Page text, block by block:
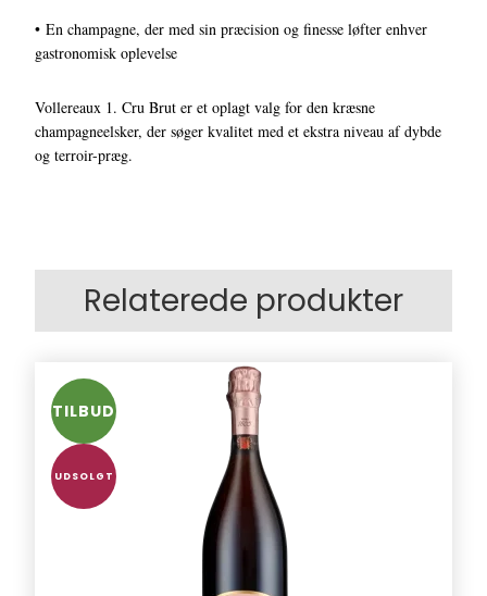
• En champagne, der med sin præcision og finesse løfter enhver
gastronomisk oplevelse
Vollereaux 1. Cru Brut er et oplagt valg for den kræsne
champagneelsker, der søger kvalitet med et ekstra niveau af dybde
og terroir-præg.
Relaterede produkter
TILBUD
UDSOLGT